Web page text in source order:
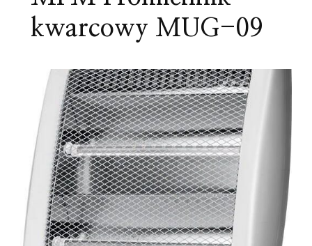
kwarcowy MUG-09